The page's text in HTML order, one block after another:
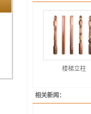
楼梯立柱
相关新闻：